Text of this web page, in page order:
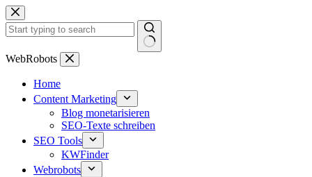
Zum
Inhalt
springen
Keine
WebRobots
Home
Content Marketing
Blog monetarisieren
SEO-Texte schreiben
SEO Tools
KWFinder
Webrobots